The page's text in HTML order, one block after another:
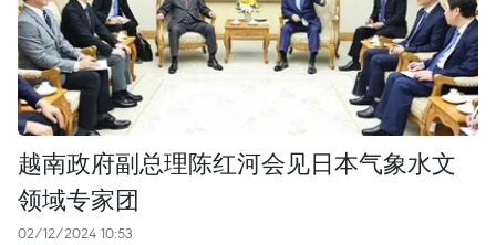
越南政府副总理陈红河会见日本气象水文
领域专家团
02/12/2024 10:53